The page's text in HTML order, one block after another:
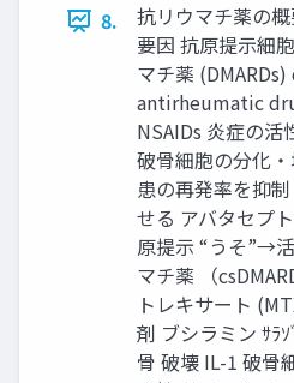
8.
抗リウマチ薬の
要因 抗原提示細
マチ薬
antirheumatic
NSAIDs 炎症の
破骨細胞の分化
患の再発率を抑
せる アバタセプ
原提示 “うそ”→
マチ薬 （
トレキサート
剤 ブシラミン ｻﾗ
骨 破壊 IL-1 破骨